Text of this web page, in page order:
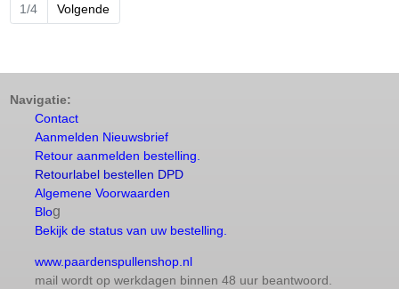
1/4 Volgende
Navigatie:
Contact
Aanmelden Nieuwsbrief
Retour aanmelden bestelling.
Retourlabel bestellen DPD
Algemene Voorwaarden
Blog
Bekijk de status van uw bestelling.
www.paardenspullenshop.nl
mail wordt op werkdagen binnen 48 uur beantwoord.